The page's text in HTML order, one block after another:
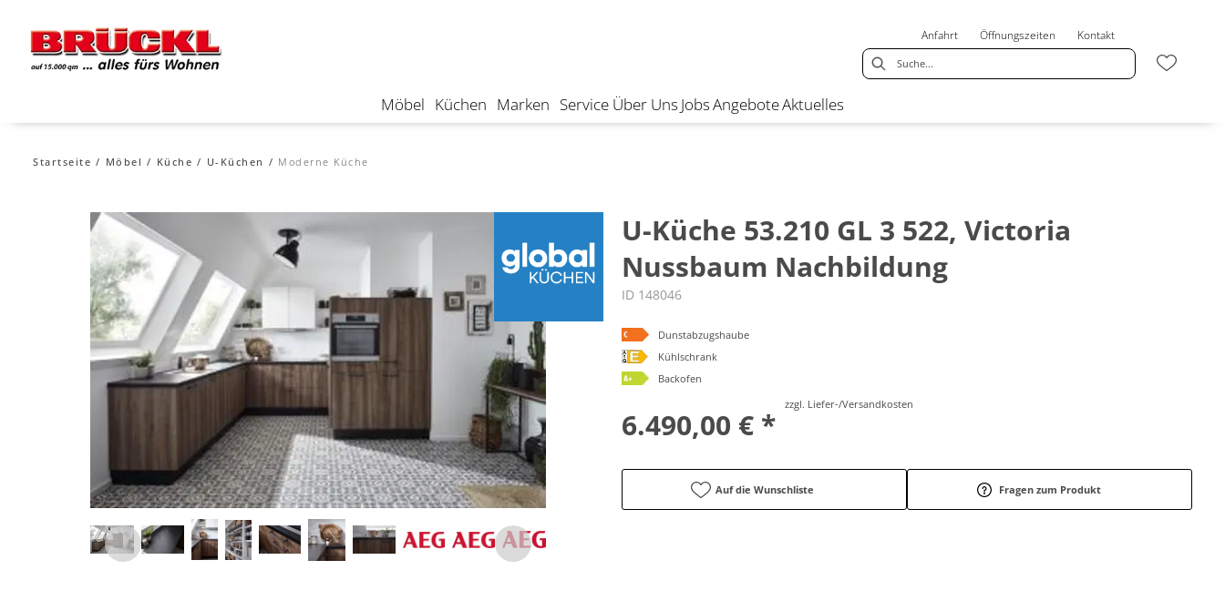
Anfahrt Öffnungszeiten Kontakt
Möbel Küchen Marken Service Über UnsJobsAngeboteAktuelles
Startseite Möbel Küche U-Küchen Moderne Küche
U-Küche 53.210 GL 3 522, Victoria
Nussbaum Nachbildung
ID 148046
Dunstabzugshaube
Kühlschrank
Backofen
6.490,00 € *
zzgl. Liefer-/Versandkosten
Auf die Wunschliste Fragen zum Produkt